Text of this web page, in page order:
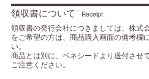
領収書について Receipt
領収書の発行会社につきましては、株式
をご希望の方は、商品購入画面の備考欄
い。
商品とは別に、ベネシードより送付させ
ご注意ください。